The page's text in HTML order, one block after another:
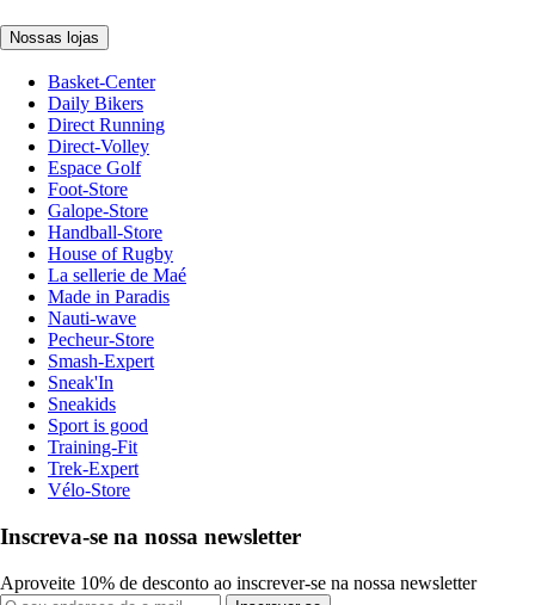
Nossas lojas
Basket-Center
Daily Bikers
Direct Running
Direct-Volley
Espace Golf
Foot-Store
Galope-Store
Handball-Store
House of Rugby
La sellerie de Maé
Made in Paradis
Nauti-wave
Pecheur-Store
Smash-Expert
Sneak'In
Sneakids
Sport is good
Training-Fit
Trek-Expert
Vélo-Store
Inscreva-se na nossa newsletter
Aproveite 10% de desconto ao inscrever-se na nossa newsletter